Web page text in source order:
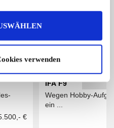
verwenden
€
IFA F9
Wegen Hobby-
ein ...